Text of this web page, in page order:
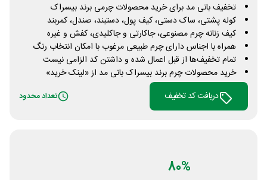
تخفیف بانی مد برای خرید محصولات چرمی برند بیسراک
کوله پشتی، ساک دستی، کیف پول، دستبند، صندل، کمربند
کیف زنانه چرم مصنوعی، جاکارتی و جاکلیدی، کفش و غیره
همراه با اجناس دارای چرم طبیعی مرغوب با امکان انتخاب رنگ
تمام تخفیف‌ها از قبل اعمال شده و داشتن کد الزامی نیست
خرید محصولات چرم برند بیسراک بانی مد از «لینک خرید»
دریافت کد تخفیف
تعداد محدود
80%